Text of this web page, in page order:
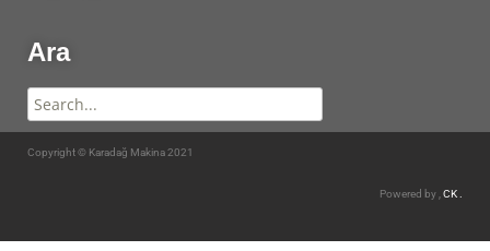
Ara
Copyright © Karadağ Makina 2021
Powered by , CK .